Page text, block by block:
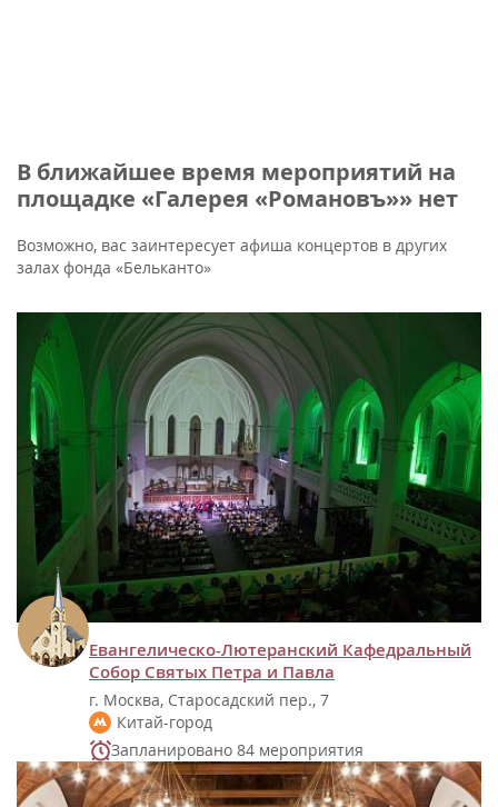
В ближайшее время мероприятий на
площадке «Галерея «Романовъ»» нет
Возможно, вас заинтересует афиша концертов в других
залах фонда «Бельканто»
Евангелическо-Лютеранский Кафедральный
Собор Святых Петра и Павла
г. Москва, Старосадский пер., 7
Китай-город
Запланировано 84 мероприятия